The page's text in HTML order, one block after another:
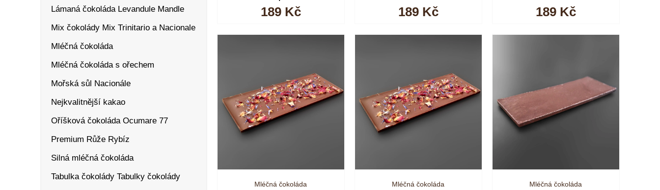
Lámaná čokoláda Levandule Mandle
Mix čokolády Mix Trinitario a Nacionale
Mléčná čokoláda
Mléčná čokoláda s ořechem
Mořská sůl Nacionále
Nejkvalitnější kakao
Oříšková čokoláda Ocumare 77
Premium Růže Rybíz
Silná mléčná čokoláda
Tabulka čokolády Tabulky čokolády
189 Kč 189 Kč 189 Kč
Mléčná čokoláda Mléčná čokoláda Mléčná čokoláda